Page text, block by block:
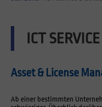
ICT
Asset & License
Ab einer bestimmten